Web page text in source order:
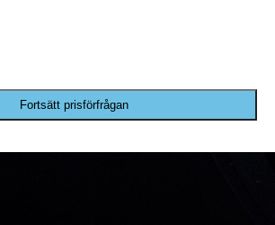
Fortsätt prisförfrågan